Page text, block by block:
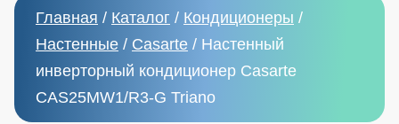
Главная / Каталог / Кондиционеры /
Настенные / Casarte / Настенный
инверторный кондиционер Casarte
CAS25MW1/R3-G Triano